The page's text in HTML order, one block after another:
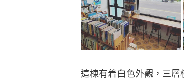
這棟有着白色外觀，三